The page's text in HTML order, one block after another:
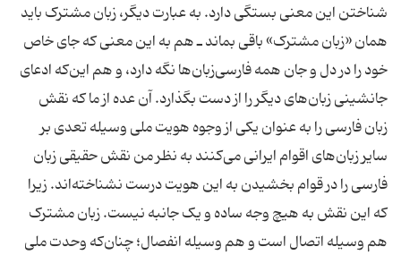
شناختن این معنی بستگی دارد. به عبارت دیگر، زبان مشترک باید
همان «زبان مشترک» باقی بماند ـ هم به این معنی که جای خاص
خود را در دل و جان همه فارسی‌زبان‌ها نگه‌ دارد، و هم این‌که ادعای
جانشینی زبان‌های دیگر را از دست بگذارد. آن عده از ما که نقش
زبان فارسی را به عنوان یکی از وجوه هویت ملی وسیله تعدی بر
سایر زبان‌های اقوام ایرانی می‌کنند به نظر من نقش حقیقی زبان
فارسی را در قوام بخشیدن به این هویت درست نشناخته‌اند. زیرا
که این نقش به هیچ وجه ساده و یک جانبه نیست. زبان مشترک
هم وسیله اتصال است و هم وسیله انفصال؛ چنان‌که وحدت ملی